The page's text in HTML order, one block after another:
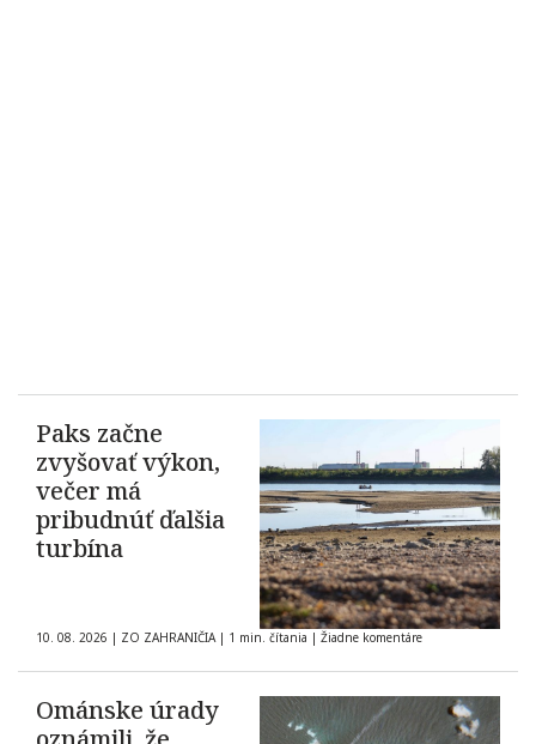
Paks začne
zvyšovať výkon,
večer má
pribudnúť ďalšia
turbína
10. 08. 2026 | ZO ZAHRANIČIA | 1 min. čítania | Žiadne komentáre
Ománske úrady